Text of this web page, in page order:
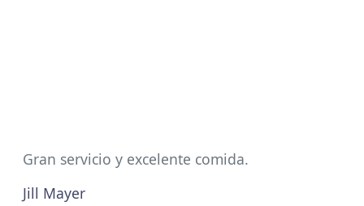
Gran servicio y excelente comida.
Jill Mayer